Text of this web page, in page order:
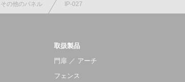
その他のパネル IP-027
取扱製品
門扉 ／ アーチ
フェンス